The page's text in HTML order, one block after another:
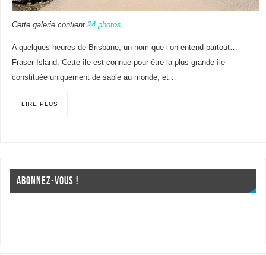
Cette galerie contient 24 photos
A quelques heures de Brisbane, un nom que l’on entend partout…
Fraser Island. Cette île est connue pour être la plus grande île
constituée uniquement de sable au monde, et…
LIRE PLUS
ABONNEZ-VOUS !